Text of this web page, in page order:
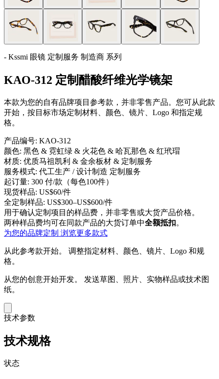
- Kssmi 眼镜 定制服务 制造商 系列
KAO-312 定制醋酸纤维光学镜架
本款为您的自有品牌项目参考款，并非零售产品。您可从此款
开始，按目标市场定制材料、颜色、镜片、Logo 和指定规
格。
产品编号: KAO-312
颜色: 黑色 & 霓虹绿 & 火花色 & 哈瓦那色 & 红玳瑁
材质: 优质马祖凯利 & 金余板材 & 定制服务
服务模式: 代工生产 / 设计制造 定制服务
起订量: 300 付/款（每色100件）
现货样品: US$60/件
全定制样品: US$300–US$600/件
用于确认定制项目的样品费，并非零售或大货产品价格。
两种样品费均可在同款产品的大货订单中全额抵扣。
为您的品牌定制 浏览更多款式
从此参考款开始。 调整指定材料、颜色、镜片、Logo 和规
格。
从您的创意开始开发。 发送草图、照片、实物样品或技术图
纸。
技术参数
技术规格
状态